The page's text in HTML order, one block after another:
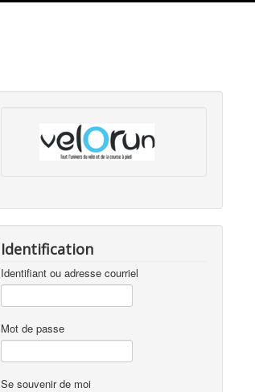
Identification
Identifiant ou adresse courriel
Mot de passe
Se souvenir de moi